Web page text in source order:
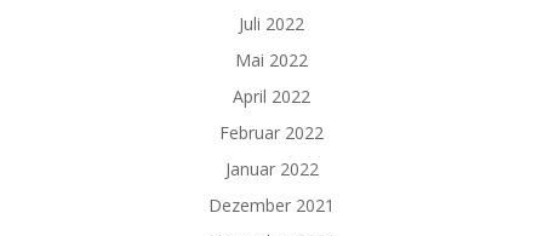
Juli 2022
Mai 2022
April 2022
Februar 2022
Januar 2022
Dezember 2021